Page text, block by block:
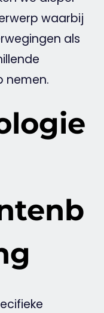
waarbij
als
nemen.